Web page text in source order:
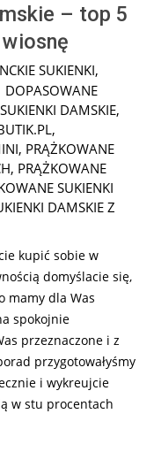
– top 5
SUKIENKI,
DOPASOWANE
DAMSKIE,
,
, PRĄŻKOWANE
, PRĄŻKOWANE
SUKIENKI
DAMSKIE Z
kupić sobie w
domyślacie się,
mamy dla Was
spokojnie
przeznaczone i z
przygotowałyśmy
i wykreujcie
w stu procentach